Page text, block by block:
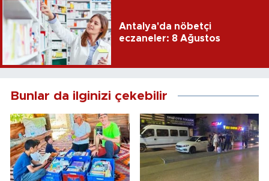
Antalya'da nöbetçi
eczaneler: 8 Ağustos
Bunlar da ilginizi çekebilir